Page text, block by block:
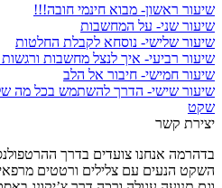
שיעור ראשון- מבוא חינמי חובה!!!
שיעור שני- על המחשבות
שיעור שלישי- נוסחא לקבלת החלטות
שיעור רביעי- איך לנצל מחשבות ורגשות
שיעור חמישי- חיבור אל הלב
שיעור שישי- הדרך להשתמש בכל מה
שקט
יצירת קשר
בדהרמה אנחנו צועדים בדרך
השקט הנעים עם צלילים ורטטים